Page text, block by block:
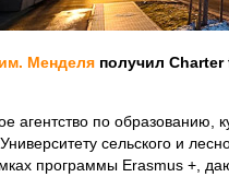
Менделяполучил Charter
агентство по образованию,
сельского и
программы Erasmus +,